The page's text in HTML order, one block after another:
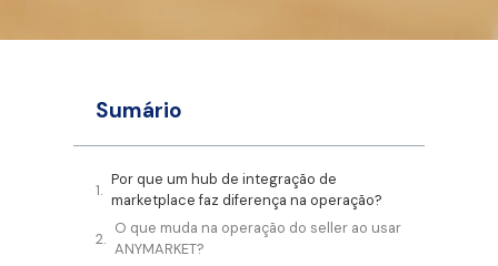
Sumário
Por que um hub de integração de
marketplace faz diferença na operação?
O que muda na operação do seller ao usar
ANYMARKET?